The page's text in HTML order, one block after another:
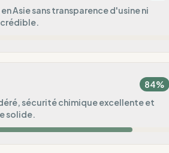
Asie sans transparence d'usine ni
84%
sécurité chimique excellente et
solide.